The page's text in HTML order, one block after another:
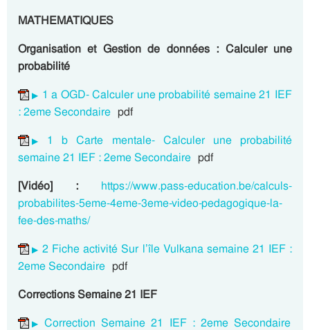
MATHEMATIQUES
Organisation et Gestion de données : Calculer une
probabilité
1 a OGD- Calculer une probabilité semaine 21 IEF
: 2eme Secondaire pdf
1 b Carte mentale- Calculer une probabilité
semaine 21 IEF : 2eme Secondaire pdf
[Vidéo] : https://www.pass-education.be/calculs-
probabilites-5eme-4eme-3eme-video-pedagogique-la-
fee-des-maths/
2 Fiche activité Sur l’île Vulkana semaine 21 IEF :
2eme Secondaire pdf
Corrections Semaine 21 IEF
Correction Semaine 21 IEF : 2eme Secondaire